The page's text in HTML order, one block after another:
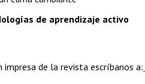
de aprendizaje activo
impresa de la revista escríbanos a: